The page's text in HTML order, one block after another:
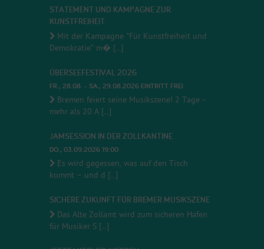
STATEMENT UND KAMPAGNE ZUR
KUNSTFREIHEIT
Mit der Kampagne "Für Kunstfreiheit und
Demokratie" m� [...]
ÜBERSEEFESTIVAL 2026
FR., 28.08. - SA., 29.08.2026 EINTRITT FREI
Bremen feiert seine Musikszene! 2 Tage -
mehr als 20 A [...]
JAMSESSION IN DER ZOLLKANTINE
DO., 03.09.2026 19:00
Es wird gegessen, was auf den Tisch
kommt – und d [...]
SICHERE ZUKUNFT FÜR BREMER MUSIKSZENE
Das Alte Zollamt wird zum sicheren Hafen
für Musiker S [...]